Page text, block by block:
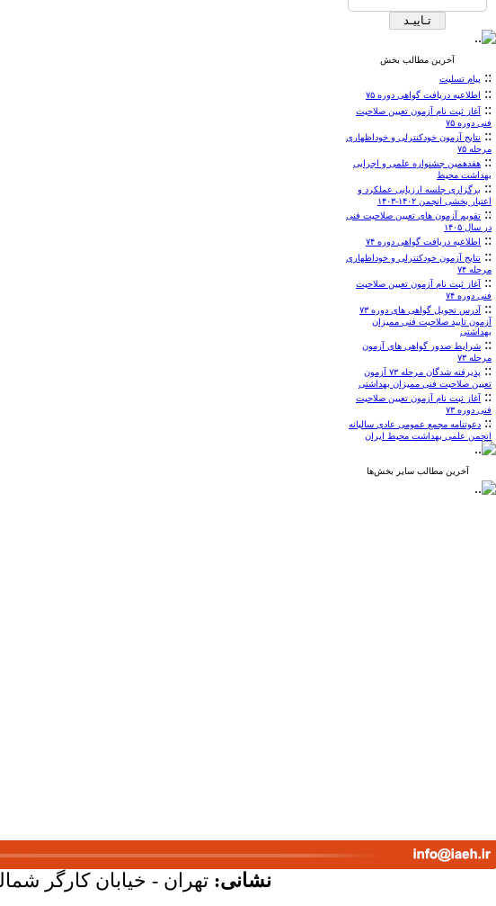
آخرین مطالب بخش
:: پیام تسلیت
:: اطلاعیه دریافت گواهی دوره ۷۵
:: آغاز ثبت نام آزمون تعیین صلاحیت
فنی دوره ۷۵
:: نتایج آزمون خودکنترلی و خوداظهاری
مرحله ۷۵
:: هفدهمین جشنواره علمی و اجرایی
بهداشت محیط
:: برگزاری جلسه ارزیابی عملکرد و
اعتبار بخشی انجمن ۱۴۰۲-۱۴۰۳
:: تقویم آزمون های تعیین صلاحیت فنی
در سال ۱۴۰۵
:: اطلاعیه دریافت گواهی دوره ۷۴
:: نتایج آزمون خودکنترلی و خوداظهاری
مرحله ۷۴
:: آغاز ثبت نام آزمون تعیین صلاحیت
فنی دوره ۷۴
::
آدرس تحویل گواهی های دوره ۷۳
آزمون تایید صلاحیت فنی ممیزان
بهداشتی
:: شرایط صدور گواهی های آزمون
مرحله ۷۳
::
پذیرفته شدگان مرحله ۷۳ آزمون
تعیین صلاحیت فنی ممیزان بهداشتی
:: آغاز ثبت نام آزمون تعیین صلاحیت
فنی دوره ۷۳
:: دعوتنامه مجمع عمومی عادی سالیانه
انجمن علمی بهداشت محیط ایران
آخرین مطالب سایر بخش‌ها
نشانی: تهران - خیابان کارگر